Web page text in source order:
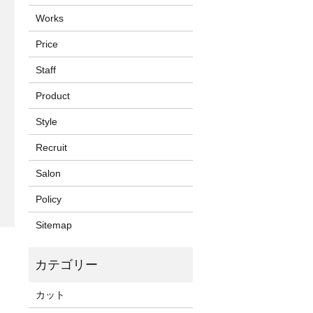
Works
Price
Staff
Product
Style
Recruit
Salon
Policy
Sitemap
カット